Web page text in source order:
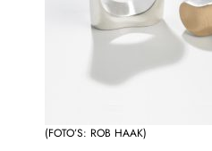
(FOTO’S: ROB HAAK)